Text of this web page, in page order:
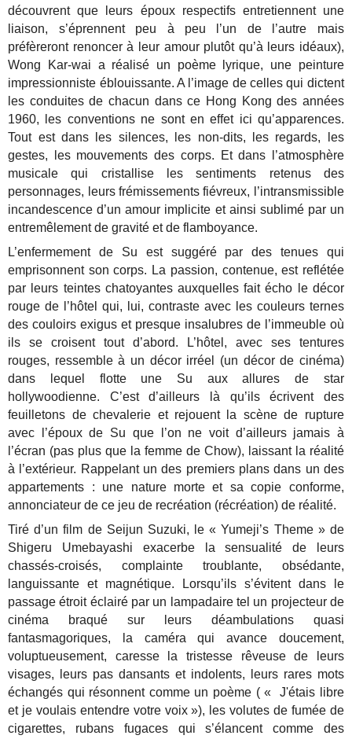
découvrent que leurs époux respectifs entretiennent une
liaison, s’éprennent peu à peu l’un de l’autre mais
préfèreront renoncer à leur amour plutôt qu’à leurs idéaux),
Wong Kar-wai a réalisé un poème lyrique, une peinture
impressionniste éblouissante. A l’image de celles qui dictent
les conduites de chacun dans ce Hong Kong des années
1960, les conventions ne sont en effet ici qu’apparences.
Tout est dans les silences, les non-dits, les regards, les
gestes, les mouvements des corps. Et dans l’atmosphère
musicale qui cristallise les sentiments retenus des
personnages, leurs frémissements fiévreux, l’intransmissible
incandescence d’un amour implicite et ainsi sublimé par un
entremêlement de gravité et de flamboyance.
L’enfermement de Su est suggéré par des tenues qui
emprisonnent son corps. La passion, contenue, est reflétée
par leurs teintes chatoyantes auxquelles fait écho le décor
rouge de l’hôtel qui, lui, contraste avec les couleurs ternes
des couloirs exigus et presque insalubres de l’immeuble où
ils se croisent tout d’abord. L’hôtel, avec ses tentures
rouges, ressemble à un décor irréel (un décor de cinéma)
dans lequel flotte une Su aux allures de star
hollywoodienne. C’est d’ailleurs là qu’ils écrivent des
feuilletons de chevalerie et rejouent la scène de rupture
avec l’époux de Su que l’on ne voit d’ailleurs jamais à
l’écran (pas plus que la femme de Chow), laissant la réalité
à l’extérieur. Rappelant un des premiers plans dans un des
appartements : une nature morte et sa copie conforme,
annonciateur de ce jeu de recréation (récréation) de réalité.
Tiré d’un film de Seijun Suzuki, le « Yumeji’s Theme » de
Shigeru Umebayashi exacerbe la sensualité de leurs
chassés-croisés, complainte troublante, obsédante,
languissante et magnétique. Lorsqu’ils s’évitent dans le
passage étroit éclairé par un lampadaire tel un projecteur de
cinéma braqué sur leurs déambulations quasi
fantasmagoriques, la caméra qui avance doucement,
voluptueusement, caresse la tristesse rêveuse de leurs
visages, leurs pas dansants et indolents, leurs rares mots
échangés qui résonnent comme un poème ( « J'étais libre
et je voulais entendre votre voix »), les volutes de fumée de
cigarettes, rubans fugaces qui s’élancent comme des